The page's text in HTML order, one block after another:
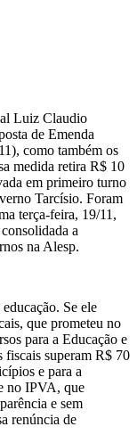
Luiz Claudio
de Emenda
como também os
medida retira R$ 10
em primeiro turno
Tarcísio. Foram
terça-feira, 19/11,
a
na Alesp.
Se ele
que prometeu no
para a Educação e
fiscais superam R$ 70
e para a
no IPVA, que
e sem
renúncia de